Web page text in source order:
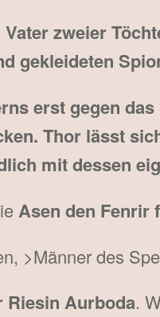
Vater zweier
gekleideten
erst gegen
Thor lässt
mit dessen
Asen den Fenrir
>Männer des
Riesin Aurboda.